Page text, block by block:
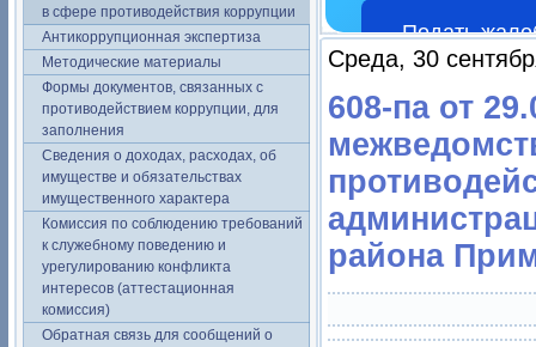
в сфере противодействия коррупции
Антикоррупционная экспертиза
Методические материалы
Формы документов, связанных с
противодействием коррупции, для
заполнения
Сведения о доходах, расходах, об
имуществе и обязательствах
имущественного характера
Комиссия по соблюдению требований
к служебному поведению и
урегулированию конфликта
интересов (аттестационная
комиссия)
Обратная связь для сообщений о
Подать
Среда, 30
608-па от
района